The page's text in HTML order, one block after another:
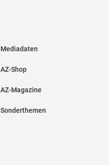
Mediadaten
AZ-Shop
AZ-Magazine
Sonderthemen